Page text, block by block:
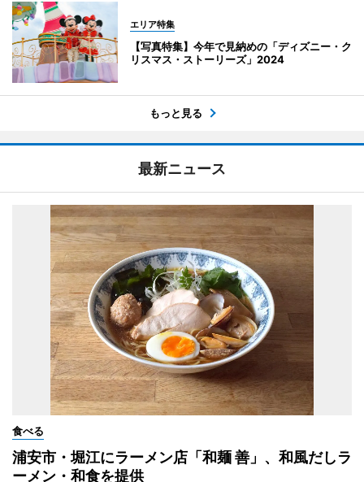
エリア特集
【写真特集】今年で見納めの「ディズニー・ク
リスマス・ストーリーズ」2024
もっと見る
最新ニュース
食べる
浦安市・堀江にラーメン店「和麺 善」、和風だしラ
ーメン・和食を提供